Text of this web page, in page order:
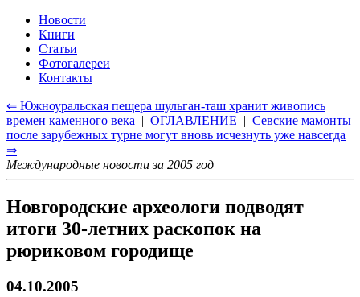
Новости
Книги
Статьи
Фотогалереи
Контакты
⇐ Южноуральская пещера шульган-таш хранит живопись
времен каменного века | ОГЛАВЛЕНИЕ | Севские мамонты
после зарубежных турне могут вновь исчезнуть уже навсегда
⇒
Международные новости за 2005 год
Новгородские археологи подводят
итоги 30-летних раскопок на
рюриковом городище
04.10.2005